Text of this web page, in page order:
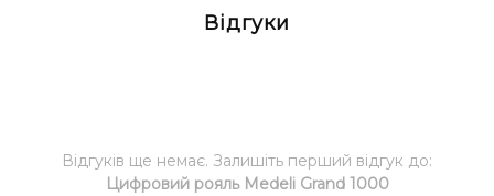
Відгуки
Відгуків ще немає. Залишіть перший відгук до:
Цифровий рояль Medeli Grand 1000